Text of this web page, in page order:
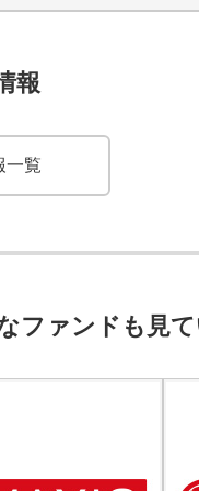
報
一覧
ファンドも見